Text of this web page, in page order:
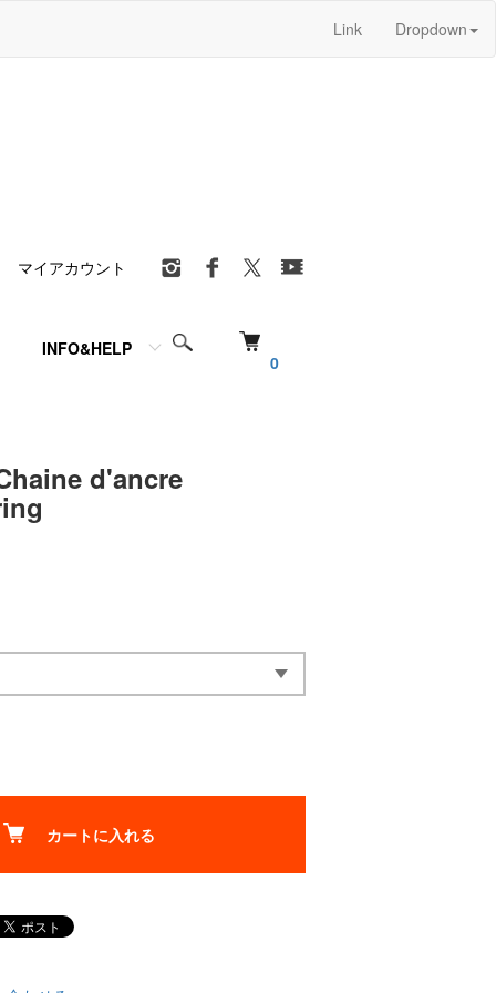
Link Dropdown
0
INFO&HELP
マイアカウント
d'ancre
カートに入れる